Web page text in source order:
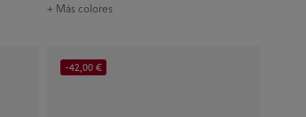
+ Más colores
-42,00 €